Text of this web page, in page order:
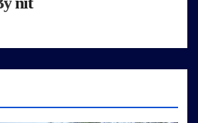
nit